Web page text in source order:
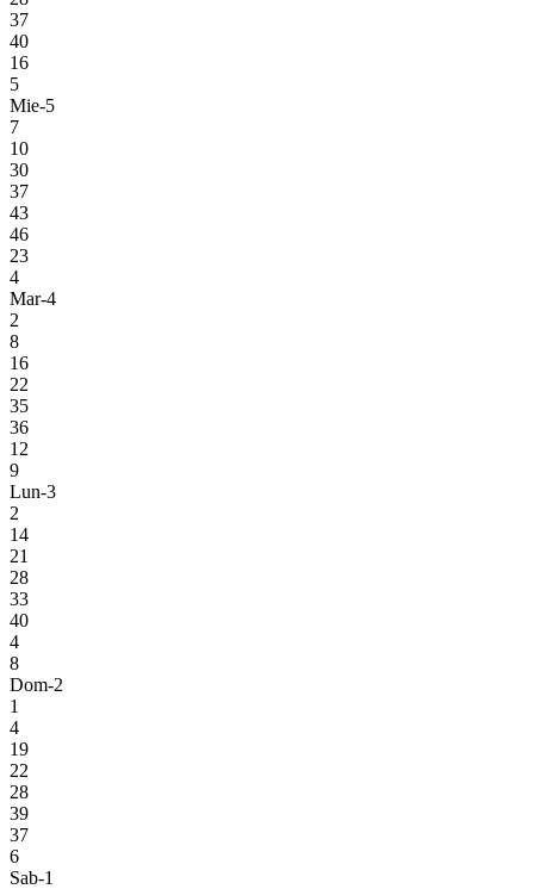
37
40
16
5
Mie-5
7
10
30
37
43
46
23
4
Mar-4
2
8
16
22
35
36
12
9
Lun-3
2
14
21
28
33
40
4
8
Dom-2
1
4
19
22
28
39
37
6
Sab-1